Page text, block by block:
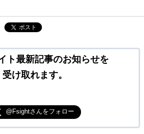
ポスト
ト最新記事のお知らせを
受け取れます。
@Fsightさんをフォロー